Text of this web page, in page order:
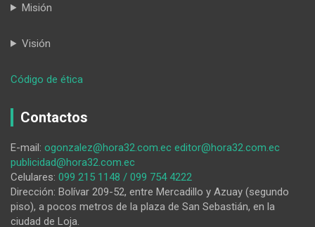
Misión
Visión
Código de ética
de
produjo
la
muerte
de
Vicente
Contactos
E-mail: ogonzalez@hora32.com.ec editor@hora32.com.ec
publicidad@hora32.com.ec
Celulares: 099 215 1148 / 099 754 4222
Dirección: Bolívar 209-52, entre Mercadillo y Azuay (segundo
piso), a pocos metros de la plaza de San Sebastián, en la
ciudad de Loja.